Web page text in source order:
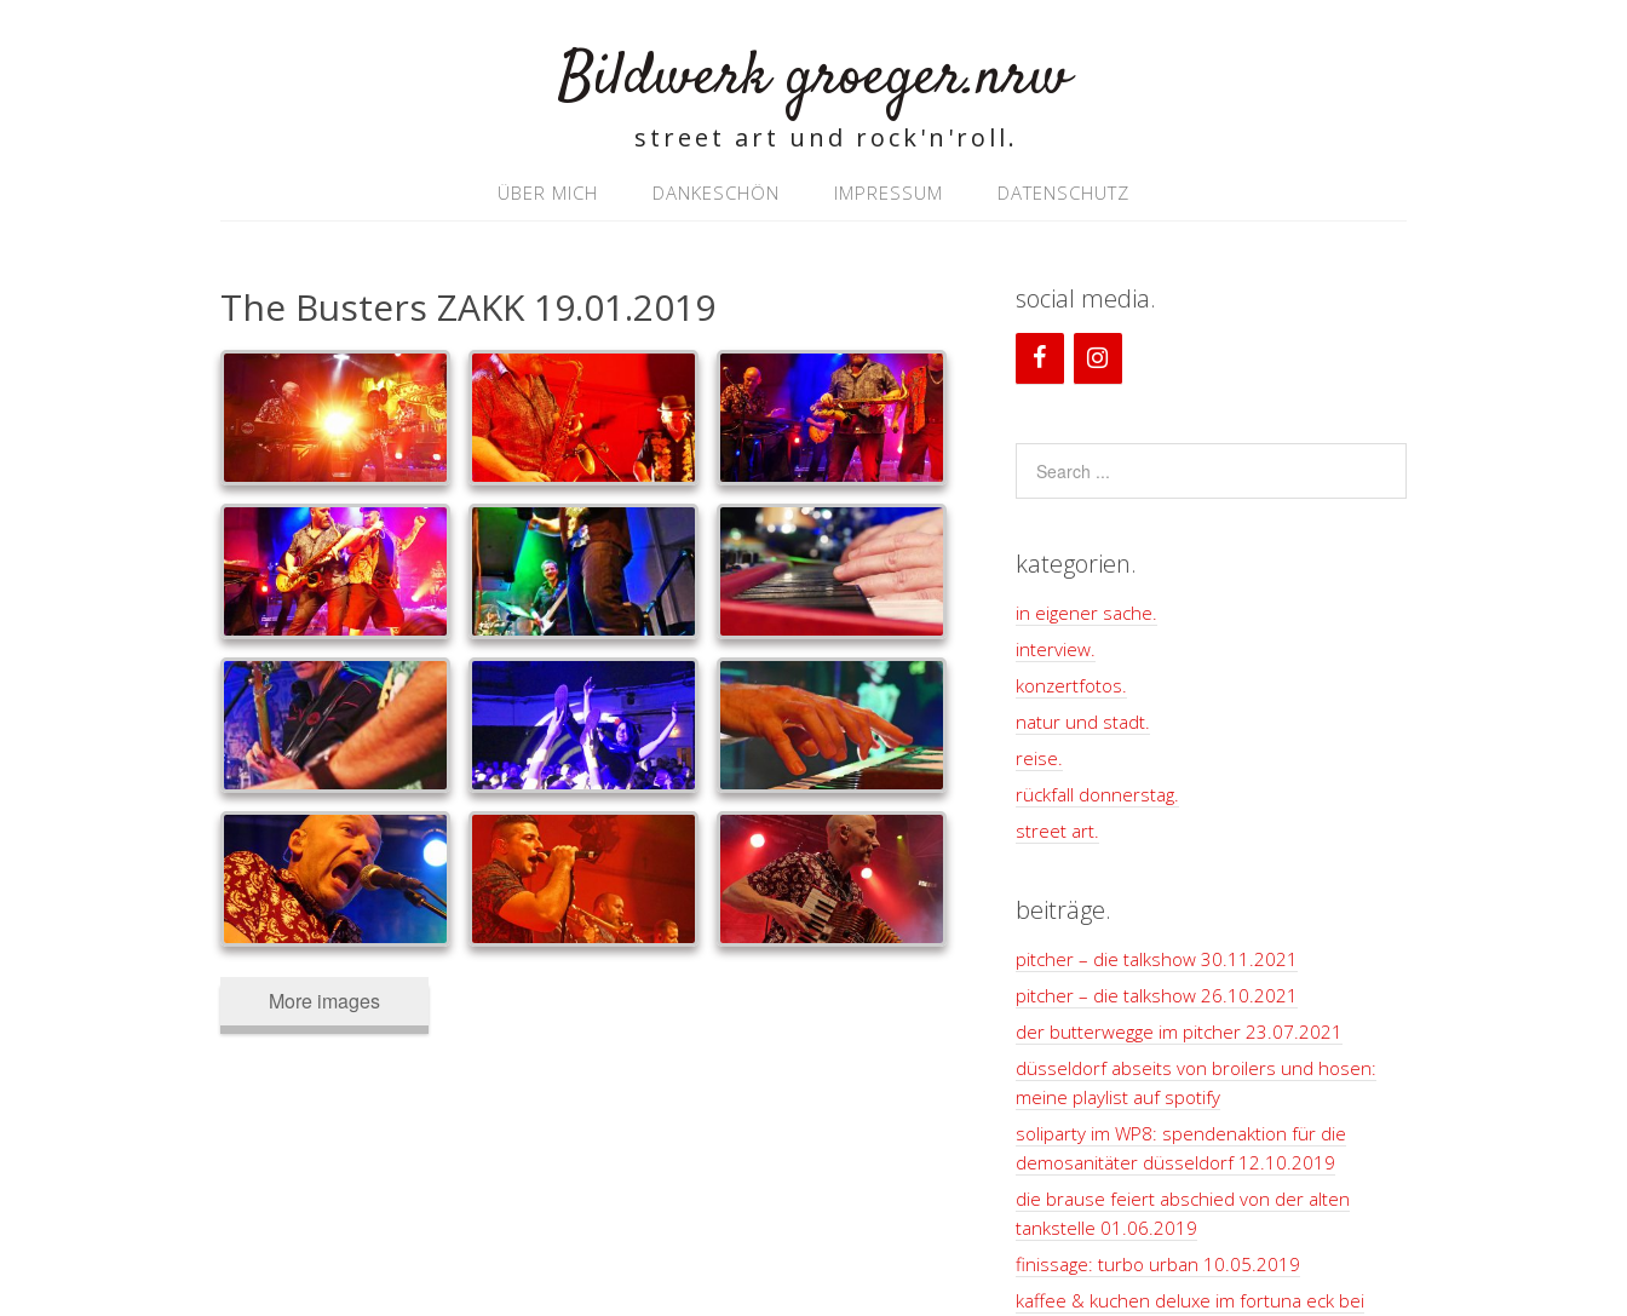
Bildwerk groeger.nrw
street art und rock'n'roll.
ÜBER MICH DANKESCHÖN IMPRESSUM DATENSCHUTZ
The Busters ZAKK 19.01.2019
More images
social media.
kategorien.
in eigener sache.
interview.
konzertfotos.
natur und stadt.
reise.
rückfall donnerstag.
street art.
beiträge.
pitcher – die talkshow 30.11.2021
pitcher – die talkshow 26.10.2021
der butterwegge im pitcher 23.07.2021
düsseldorf abseits von broilers und hosen:
meine playlist auf spotify
soliparty im WP8: spendenaktion für die
demosanitäter düsseldorf 12.10.2019
die brause feiert abschied von der alten
tankstelle 01.06.2019
finissage: turbo urban 10.05.2019
kaffee & kuchen deluxe im fortuna eck bei